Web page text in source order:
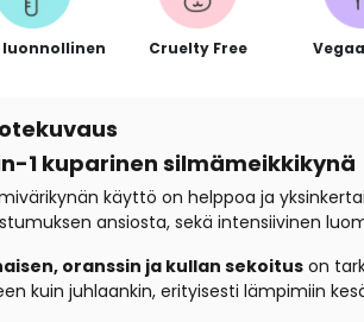
luonnollinen Cruelty Free
1 kuparinen silmämeikkikynä
käyttö on helppoa ja
ansiosta, sekä intensiivinen
oranssin ja kullan sekoitus on
kuin juhlaankin, erityisesti lämpimiin